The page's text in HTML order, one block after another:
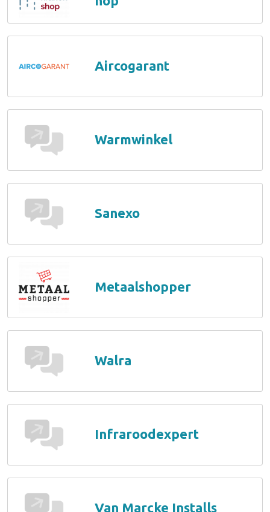
Aircogarant
Warmwinkel
Sanexo
Metaalshopper
Walra
Infraroodexpert
Van Marcke Installs